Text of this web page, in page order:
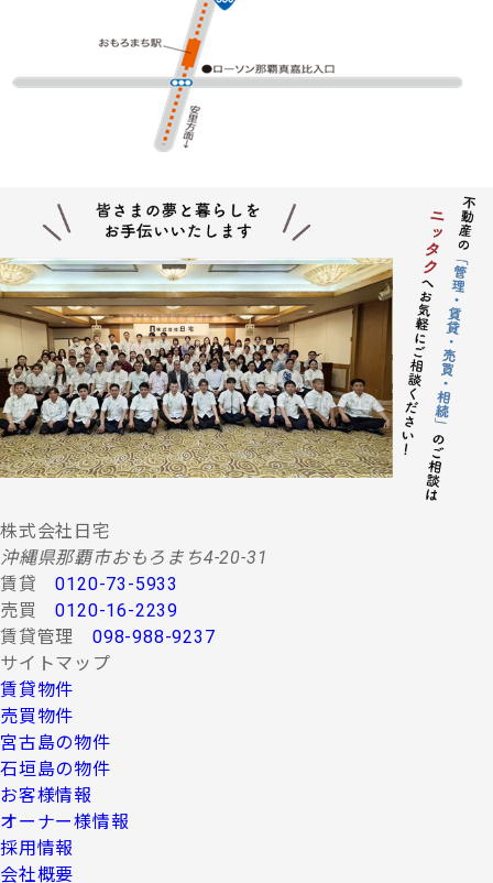
株式会社日宅
沖縄県那覇市おもろまち4-20-31
賃貸0120-73-5933
売買0120-16-2239
賃貸管理 098-988-9237
サイトマップ
賃貸物件
売買物件
宮古島の物件
石垣島の物件
お客様情報
オーナー様情報
採用情報
会社概要